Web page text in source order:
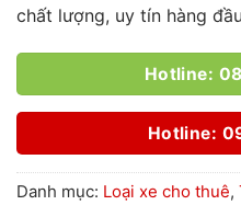
chất lượng, uy tín hàng
Hotline:
Hotline:
Danh mục: Loại xe cho thuê,